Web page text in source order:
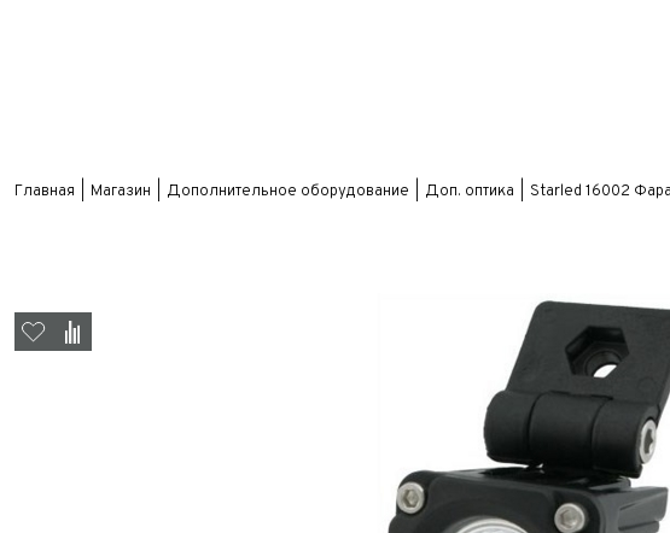
Главная Магазин Дополнительное оборудование Доп. оптика Starled 16002